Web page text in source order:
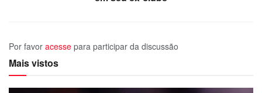
Por favor acesse para participar da discussão
Mais vistos